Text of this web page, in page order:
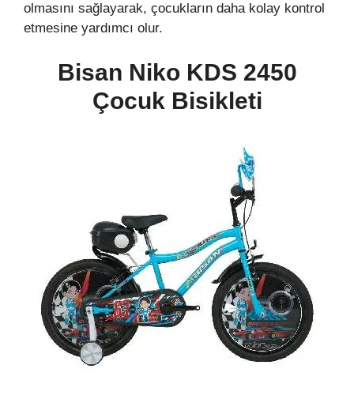
olmasını sağlayarak, çocukların daha kolay kontrol
etmesine yardımcı olur.
Bisan Niko KDS 2450
Çocuk Bisikleti